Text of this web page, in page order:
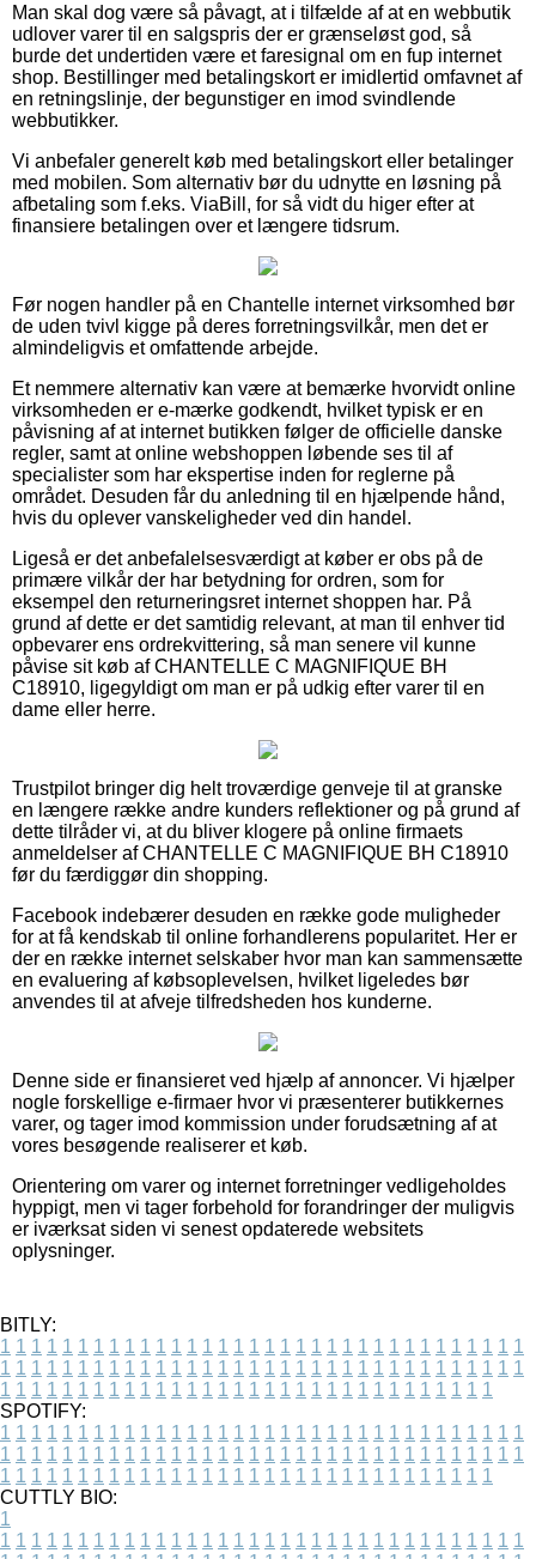
Man skal dog være så påvagt, at i tilfælde af at en webbutik
udlover varer til en salgspris der er grænseløst god, så
burde det undertiden være et faresignal om en fup internet
shop. Bestillinger med betalingskort er imidlertid omfavnet af
en retningslinje, der begunstiger en imod svindlende
webbutikker.
Vi anbefaler generelt køb med betalingskort eller betalinger
med mobilen. Som alternativ bør du udnytte en løsning på
afbetaling som f.eks. ViaBill, for så vidt du higer efter at
finansiere betalingen over et længere tidsrum.
Før nogen handler på en Chantelle internet virksomhed bør
de uden tvivl kigge på deres forretningsvilkår, men det er
almindeligvis et omfattende arbejde.
Et nemmere alternativ kan være at bemærke hvorvidt online
virksomheden er e-mærke godkendt, hvilket typisk er en
påvisning af at internet butikken følger de officielle danske
regler, samt at online webshoppen løbende ses til af
specialister som har ekspertise inden for reglerne på
området. Desuden får du anledning til en hjælpende hånd,
hvis du oplever vanskeligheder ved din handel.
Ligeså er det anbefalelsesværdigt at køber er obs på de
primære vilkår der har betydning for ordren, som for
eksempel den returneringsret internet shoppen har. På
grund af dette er det samtidig relevant, at man til enhver tid
opbevarer ens ordrekvittering, så man senere vil kunne
påvise sit køb af CHANTELLE C MAGNIFIQUE BH
C18910, ligegyldigt om man er på udkig efter varer til en
dame eller herre.
Trustpilot bringer dig helt troværdige genveje til at granske
en længere række andre kunders reflektioner og på grund af
dette tilråder vi, at du bliver klogere på online firmaets
anmeldelser af CHANTELLE C MAGNIFIQUE BH C18910
før du færdiggør din shopping.
Facebook indebærer desuden en række gode muligheder
for at få kendskab til online forhandlerens popularitet. Her er
der en række internet selskaber hvor man kan sammensætte
en evaluering af købsoplevelsen, hvilket ligeledes bør
anvendes til at afveje tilfredsheden hos kunderne.
Denne side er finansieret ved hjælp af annoncer. Vi hjælper
nogle forskellige e-firmaer hvor vi præsenterer butikkernes
varer, og tager imod kommission under forudsætning af at
vores besøgende realiserer et køb.
Orientering om varer og internet forretninger vedligeholdes
hyppigt, men vi tager forbehold for forandringer der muligvis
er iværksat siden vi senest opdaterede websitets
oplysninger.
BITLY:
1 1 1 1 1 1 1 1 1 1 1 1 1 1 1 1 1 1 1 1 1 1 1 1 1 1 1 1 1 1 1 1 1 1
1 1 1 1 1 1 1 1 1 1 1 1 1 1 1 1 1 1 1 1 1 1 1 1 1 1 1 1 1 1 1 1 1 1
1 1 1 1 1 1 1 1 1 1 1 1 1 1 1 1 1 1 1 1 1 1 1 1 1 1 1 1 1 1 1 1
SPOTIFY:
1 1 1 1 1 1 1 1 1 1 1 1 1 1 1 1 1 1 1 1 1 1 1 1 1 1 1 1 1 1 1 1 1 1
1 1 1 1 1 1 1 1 1 1 1 1 1 1 1 1 1 1 1 1 1 1 1 1 1 1 1 1 1 1 1 1 1 1
1 1 1 1 1 1 1 1 1 1 1 1 1 1 1 1 1 1 1 1 1 1 1 1 1 1 1 1 1 1 1 1
CUTTLY BIO:
1
1 1 1 1 1 1 1 1 1 1 1 1 1 1 1 1 1 1 1 1 1 1 1 1 1 1 1 1 1 1 1 1 1 1